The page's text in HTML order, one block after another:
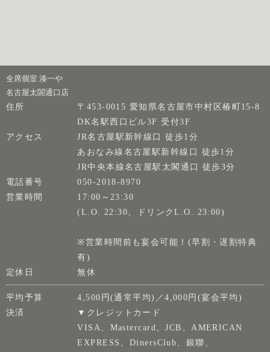
全席個室 湊一や
名古屋太閤通口店
住所
〒453-0015 愛知県名古屋市中村区椿町15-8
DK名駅西口ビル3F 受付3F
アクセス
JR名古屋駅新幹線口 徒歩1分
あおなみ線名古屋駅新幹線口 徒歩1分
JR中央本線名古屋駅太閣通口 徒歩3分
電話番号
050-2018-8970
営業時間
17:00～23:30
(L.O. 22:30、ドリンクL.O. 23:00)
※営業時間前も宴会可能！(早割・遅割特典
有)
定休日
無休
平均予算
4,500円(通常平均)／4,000円(宴会平均)
決済
▼クレジットカード
VISA、Mastercard、JCB、AMERICAN
EXPRESS、DinersClub、銀聯、